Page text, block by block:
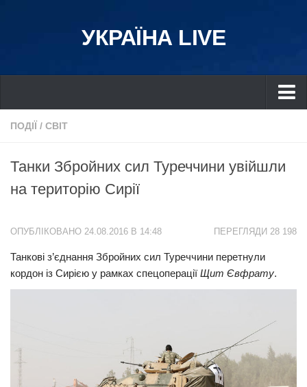
УКРАЇНА LIVE
Україна
Дніпро
Львів
Харків
Донбас
Економіка
Політика
ПОДІЇ / СВІТ
Танки Збройних сил Туреччини увійшли
на територію Сирії
ПЕРЕГЛЯДИ 28 198
ОПУБЛІКОВАНО 24.08.2016 В 14:48
Танкові з’єднання Збройних сил Туреччини перетнули
кордон із Сирією у рамках спецоперації Щит Євфрату.